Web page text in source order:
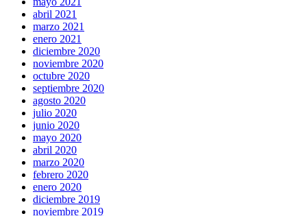
abril 2021
marzo 2021
enero 2021
diciembre 2020
noviembre 2020
octubre 2020
septiembre 2020
agosto 2020
julio 2020
junio 2020
mayo 2020
abril 2020
marzo 2020
febrero 2020
enero 2020
diciembre 2019
noviembre 2019